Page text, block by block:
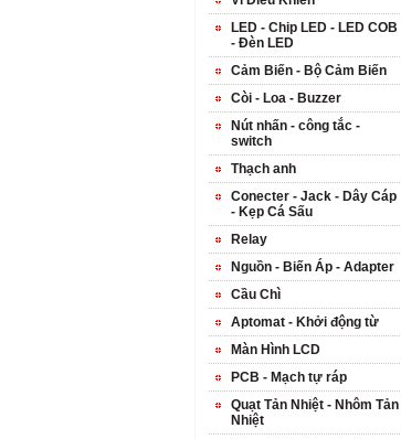
LED - Chip LED - LED COB
- Đèn LED
Cảm Biến - Bộ Cảm Biến
Còi - Loa - Buzzer
Nút nhấn - công tắc -
switch
Thạch anh
Conecter - Jack - Dây Cáp
- Kẹp Cá Sấu
Relay
Nguồn - Biến Áp - Adapter
Cầu Chì
Aptomat - Khởi động từ
Màn Hình LCD
PCB - Mạch tự ráp
Quạt Tản Nhiệt - Nhôm Tản
Nhiệt